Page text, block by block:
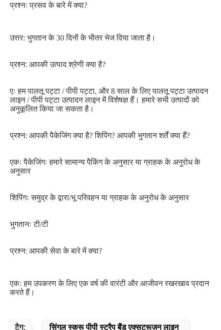
प्रश्नः प्रसव के बारे में क्या?
उत्तर: भुगतान के 30 दिनों के भीतर भेज दिया जाता है।
प्रश्न: आपकी उत्पाद श्रेणी क्या है?
एः हम पालतू पट्टा / पीपी पट्टा, और 8 साल के लिए पालतू पट्टा उत्पादन
लाइन / पीपी पट्टा उत्पादन लाइन में विशेषज्ञ हैं। हमारे सभी उत्पादों को
अनुकूलित किया जा सकता है।
प्रश्न: आपकी पैकेजिंग क्या है? शिपिंग? आपकी भुगतान शर्तें क्या हैं?
एकः पैकेजिंगः हमारे सामान्य पैकिंग के अनुसार या ग्राहक के अनुरोध के
अनुसार
शिपिंगः समुद्र के द्वारा/भू परिवहन या ग्राहक के अनुरोध के अनुसार
भुगतानः टी/टी
प्रश्न: आपकी सेवा के बारे में क्या?
एकः हम उपकरण के लिए एक वर्ष की वारंटी और आजीवन रखरखाव प्रदान
करते हैं।
टैग: सिंगल स्क्रू पीपी स्ट्रैप बैंड एक्सट्रूज़न लाइन